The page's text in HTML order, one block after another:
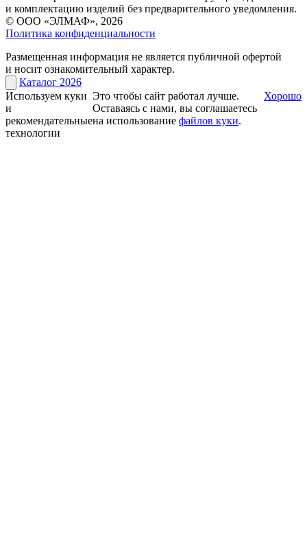
и комплектацию изделий без предварительного уведомления.
© ООО «ЭЛМАФ», 2026
Политика конфиденциальности
Размещенная информация не является публичной офертой
и носит ознакомительный характер.
Каталог 2026
Используем куки
и
рекомендательные
технологии
Это чтобы сайт работал лучше.
Оставаясь с нами, вы соглашаетесь
на использование файлов куки.
Хорошо